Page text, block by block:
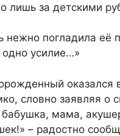
лишь за детскими
нежно погладила её
усилие…»
оказался
словно заявляя о
бабушка, мама,
– радостно